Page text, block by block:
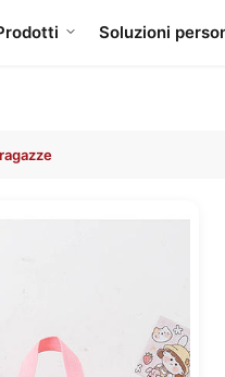
Soluzioni